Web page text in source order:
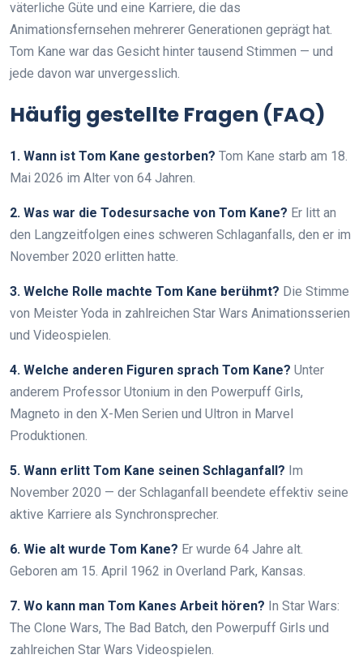
väterliche Güte und eine Karriere, die das
Animationsfernsehen mehrerer Generationen geprägt hat.
Tom Kane war das Gesicht hinter tausend Stimmen — und
jede davon war unvergesslich.
Häufig gestellte Fragen (FAQ)
1. Wann ist Tom Kane gestorben? Tom Kane starb am 18.
Mai 2026 im Alter von 64 Jahren.
2. Was war die Todesursache von Tom Kane? Er litt an
den Langzeitfolgen eines schweren Schlaganfalls, den er im
November 2020 erlitten hatte.
3. Welche Rolle machte Tom Kane berühmt? Die Stimme
von Meister Yoda in zahlreichen Star Wars Animationsserien
und Videospielen.
4. Welche anderen Figuren sprach Tom Kane? Unter
anderem Professor Utonium in den Powerpuff Girls,
Magneto in den X-Men Serien und Ultron in Marvel
Produktionen.
5. Wann erlitt Tom Kane seinen Schlaganfall? Im
November 2020 — der Schlaganfall beendete effektiv seine
aktive Karriere als Synchronsprecher.
6. Wie alt wurde Tom Kane? Er wurde 64 Jahre alt.
Geboren am 15. April 1962 in Overland Park, Kansas.
7. Wo kann man Tom Kanes Arbeit hören? In Star Wars:
The Clone Wars, The Bad Batch, den Powerpuff Girls und
zahlreichen Star Wars Videospielen.